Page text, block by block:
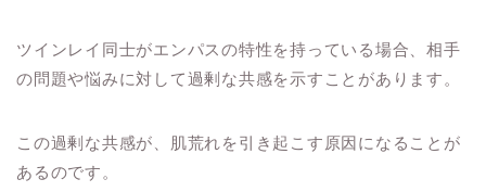
ツインレイ同士がエンパスの特性を持っている場合、相手
の問題や悩みに対して過剰な共感を示すことがあります。
この過剰な共感が、肌荒れを引き起こす原因になることが
あるのです。